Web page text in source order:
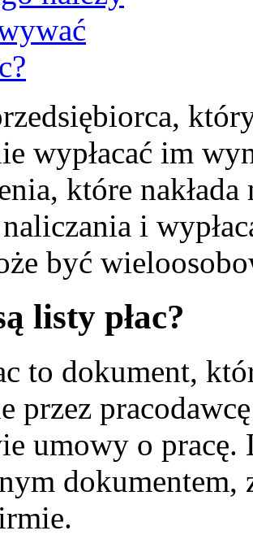
wypłacać im
które
i
być
listy płac?
to dokument,
przez
umowy o pracę.